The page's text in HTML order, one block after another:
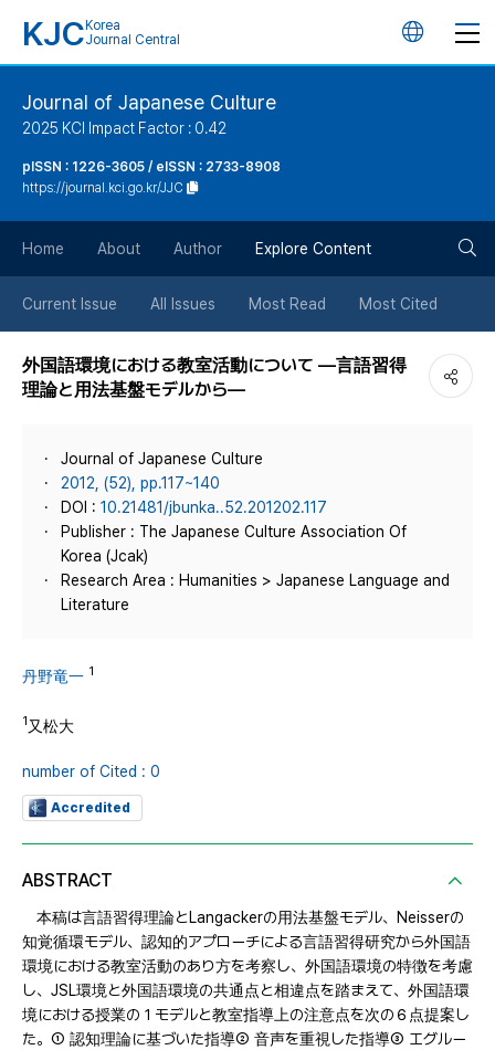
KJC Korea
Journal Central
언
튼
Journal of Japanese Culture
2025 KCI Impact Factor : 0.42
pISSN : 1226-3605 / eISSN : 2733-8908
https://journal.kci.go.kr/JJC
Home About Author Explore Content
Current Issue All Issues Most Read Most Cited
外国語環境における教室活動について ―言語習得
理論と用法基盤モデルから―
Journal of Japanese Culture
2012, (52), pp.117~140
DOI : 10.21481/jbunka..52.201202.117
Publisher : The Japanese Culture Association Of
Korea (Jcak)
Research Area : Humanities > Japanese Language and
Literature
丹野竜一 1
1 又松大
number of Cited : 0
Accredited
ABSTRACT
本稿は言語習得理論とLangackerの用法基盤モデル、Neisserの
知覚循環モデル、認知的アプローチによる言語習得研究から外国語
環境における教室活動のあり方を考察し、外国語環境の特徴を考慮
し、JSL環境と外国語環境の共通点と相違点を踏まえて、外国語環
境における授業の１モデルと教室指導上の注意点を次の６点提案し
た。① 認知理論に基づいた指導② 音声を重視した指導③ エグルー